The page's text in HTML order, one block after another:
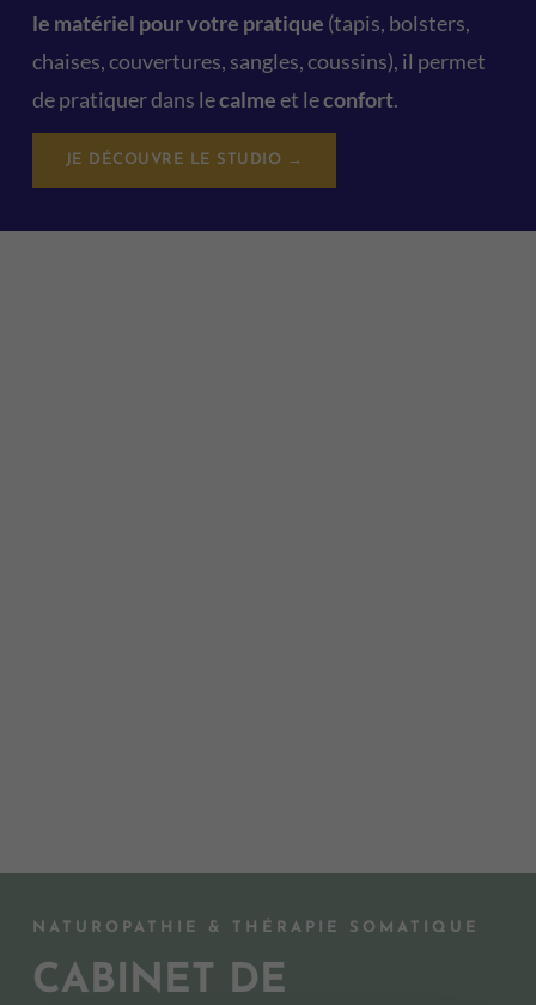
le matériel pour votre pratique (tapis, bolsters,
chaises, couvertures, sangles, coussins), il permet
de pratiquer dans lecalmeet leconfort.
JE DÉCOUVRE LE STUDIO →
NATUROPATHIE & THÉRAPIE SOMATIQUE
CABINET DE